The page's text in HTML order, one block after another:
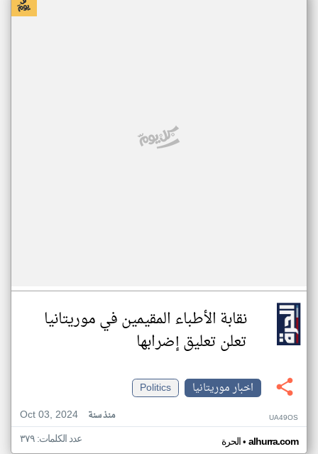
نقابة الأطباء المقيمين في موريتانيا
تعلن تعليق إضرابها
اخبار موريتانيا
Politics
Oct 03, 2024
منذ سنة UA49OS
الحرة• alhurra.com عدد الكلمات: ٣٧٩